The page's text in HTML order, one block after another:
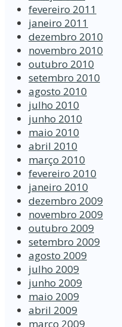
fevereiro 2011
janeiro 2011
dezembro 2010
novembro 2010
outubro 2010
setembro 2010
agosto 2010
julho 2010
junho 2010
maio 2010
abril 2010
março 2010
fevereiro 2010
janeiro 2010
dezembro 2009
novembro 2009
outubro 2009
setembro 2009
agosto 2009
julho 2009
junho 2009
maio 2009
abril 2009
março 2009